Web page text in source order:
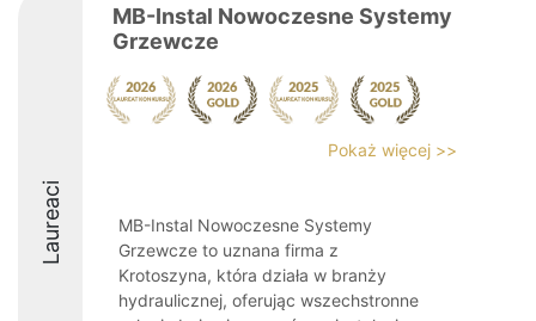
Laureaci
MB-Instal Nowoczesne Systemy
Grzewcze
Pokaż więcej >>
MB-Instal Nowoczesne Systemy
Grzewcze to uznana firma z
Krotoszyna, która działa w branży
hydraulicznej, oferując wszechstronne